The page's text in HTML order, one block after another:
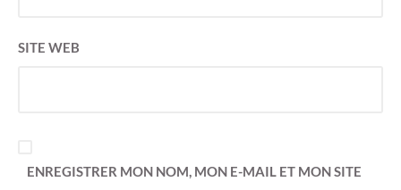
SITE WEB
ENREGISTRER MON NOM, MON E-MAIL ET MON SITE